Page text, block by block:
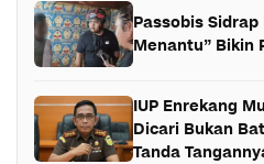
Passobis
Menantu” Bikin
IUP Enrekang
Dicari Bukan
Tanda